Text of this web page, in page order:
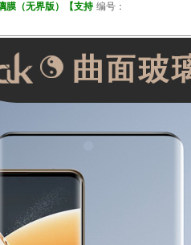
膜（无界版）【支持 编号：